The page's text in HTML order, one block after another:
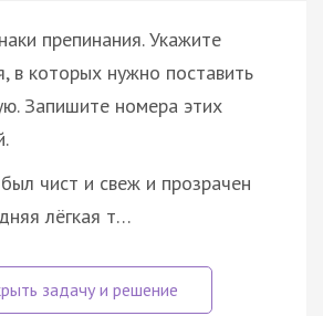
препинания. Укажите
в которых нужно поставить
Запишите номера этих
чист и свеж и прозрачен
лёгкая т…